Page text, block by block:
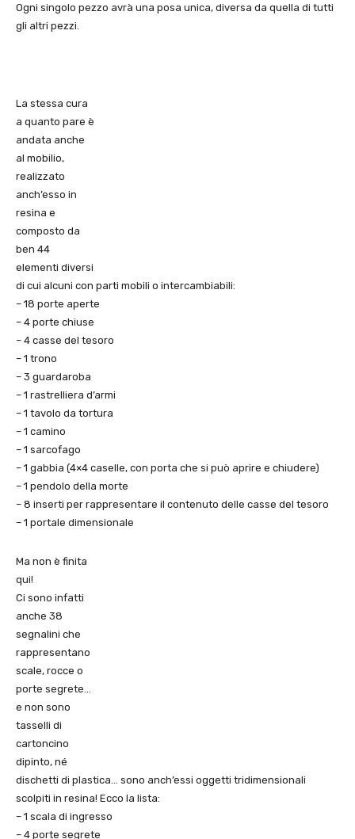
Ogni singolo pezzo avrà una posa unica, diversa da quella di tutti
gli altri pezzi.
La stessa cura
a quanto pare è
andata anche
al mobilio,
realizzato
anch’esso in
resina e
composto da
ben 44
elementi diversi
di cui alcuni con parti mobili o intercambiabili:
– 18 porte aperte
– 4 porte chiuse
– 4 casse del tesoro
– 1 trono
– 3 guardaroba
– 1 rastrelliera d’armi
– 1 tavolo da tortura
– 1 camino
– 1 sarcofago
– 1 gabbia (4×4 caselle, con porta che si può aprire e chiudere)
– 1 pendolo della morte
– 8 inserti per rappresentare il contenuto delle casse del tesoro
– 1 portale dimensionale
Ma non è finita
qui!
Ci sono infatti
anche 38
segnalini che
rappresentano
scale, rocce o
porte segrete…
e non sono
tasselli di
cartoncino
dipinto, né
dischetti di plastica… sono anch’essi oggetti tridimensionali
scolpiti in resina! Ecco la lista:
– 1 scala di ingresso
– 4 porte segrete